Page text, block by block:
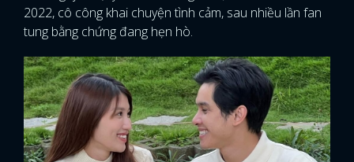
2022, cô công khai chuyện tình cảm, sau nhiều lần fan
tung bằng chứng đang hẹn hò.